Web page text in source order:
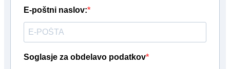
E-poštni naslov:
Soglasje za obdelavo podatkov